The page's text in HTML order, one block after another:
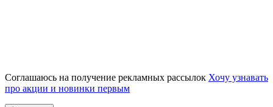
Соглашаюсь на получение рекламных рассылок Хочу узнавать
про акции и новинки первым